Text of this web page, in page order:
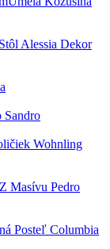
Alessia Dekor
Sandro
Wohnling
Masívu Pedro
Posteľ Columbia